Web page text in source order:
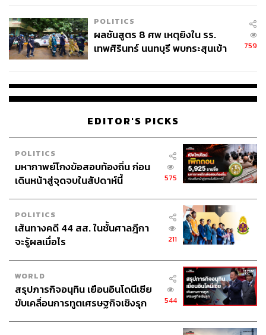
โลกออฟไลน์และออนไลน์มาถอดรหัสความ
เคลื่อนไหวให้เป็นเรื่องเข้าใจง่าย สนุก และได้
ไอเดียใหม่ๆ
POLITICS
ผลชันสูตร 8 ศพ เหตุยิงใน รร.
เทพศิรินทร์ นนทบุรี พบกระสุนเข้า
759
EDITOR'S PICKS
POLITICS
มหากาพย์โกงข้อสอบท้องถิ่น ก่อน
เดินหน้าสู่จุดจบในสัปดาห์นี้
575
POLITICS
เส้นทางคดี 44 สส. ในชั้นศาลฎีกา
จะรู้ผลเมื่อไร
211
WORLD
สรุปภารกิจอนุทิน เยือนอินโดนีเซีย
ขับเคลื่อนการทูตเศรษฐกิจเชิงรุก
544